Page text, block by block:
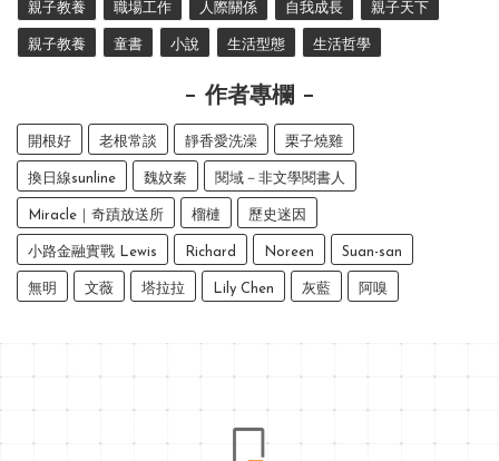
親子教養 職場工作 人際關係 自我成長 親子天下
親子教養 童書 小說 生活型態 生活哲學
作者專欄
開根好 老根常談 靜香愛洗澡 栗子燒雞
換日線sunline 魏妏秦 閱域－非文學閱書人
Miracle｜奇蹟放送所 榴槤 歷史迷因
小路金融實戰 Lewis Richard Noreen Suan-san
無明 文薇 塔拉拉 Lily Chen 灰藍 阿嗅